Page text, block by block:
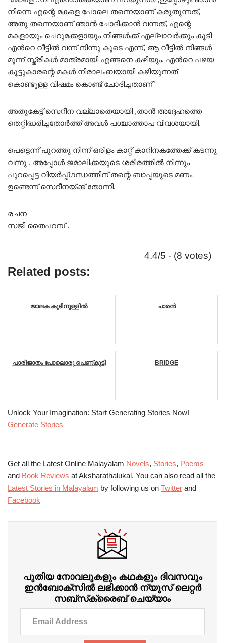
നിന്നെ എന്റെ മകളെ പോലെ തന്നെയാണ് കരുതുന്നത്,
അതു തന്നെയാണ് ഞാൻ ചോദിക്കാൻ വന്നത്, എന്റെ
മകളായും ചെറുമക്കളായും നിങ്ങൾക്ക് എല്ലാവർക്കും കൂടി
എൻറെ വീട്ടിൽ വന്ന് നിന്നു കൂടെ എന്ന്, ആ വീട്ടിൽ നിങ്ങൾ
മൂന്ന് സ്ത്രീകൾ മാത്രമായി എങ്ങനെ കഴിയും, എൻറെ പഴയ
കൂട്ടുകാരന്റെ മകൾ നിരാലംബയായി കഴിയുന്നത്
കൊണ്ടുള്ള വിഷമം കൊണ്ട് ചോദിച്ചതാണ്”
അതുകേട്ട് സെറീന വല്ലാതെയായി ,താൻ അദ്ദേഹത്തെ
തെറ്റിദ്ധരിച്ചതോർത്ത് അവൾ പശ്ചാത്താപ വിവശയായി.
പെട്ടെന്ന് പുറത്തു നിന്ന് ഒരിളം കാറ്റ് കാറിനകത്തേക്ക് കടന്നു
വന്നു , അപ്പോൾ ജമാലിക്കയുടെ ശരീരത്തിൽ നിന്നും
പുറപ്പെട്ട വിയർപ്പ്ഗന്ധത്തിന് തന്റെ ബാപ്പയുടെ മണം
ഉണ്ടെന്ന് സെറീനയ്ക്ക് തോന്നി.
രചന
സജി തൈപറമ്പ് .
4.4/5 - (8 votes)
Related posts:
ജാലക കൂടിനുള്ളിൽ ചാരൻ
പാരിജാതം പോലൊരു പെണ്കുട്ടി BRIDGE
Unlock Your Imagination: Start Generating Stories Now!
Generate Stories
Get all the Latest Online Malayalam Novels, Stories, Poems
and Book Reviews at Aksharathalukal. You can also read all the
Latest Stories in Malayalam by following us on Twitter and
Facebook
പുതിയ നോവലുകളും കഥകളും ദിവസവും
ഇന്‍ബോക്‌സില്‍ ലഭിക്കാന്‍ ന്യൂസ് ലെറ്റർ
സബ്‌സ്‌ക്രൈബ് ചെയ്യാം